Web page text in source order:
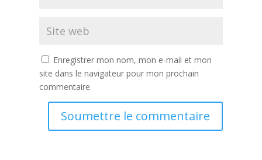
Enregistrer mon nom, mon e-mail et mon
site dans le navigateur pour mon prochain
commentaire.
Soumettre le commentaire